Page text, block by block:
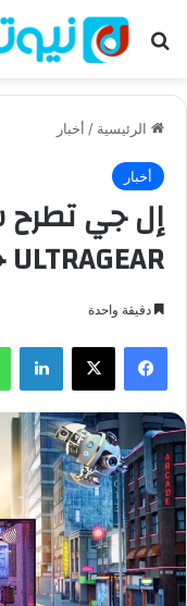
بحث عن
الرئيسية / أخبار
أخبار
إل جي
ULTRAGEAR جديدة
دقيقة واحدة
فيسبوك ‫X